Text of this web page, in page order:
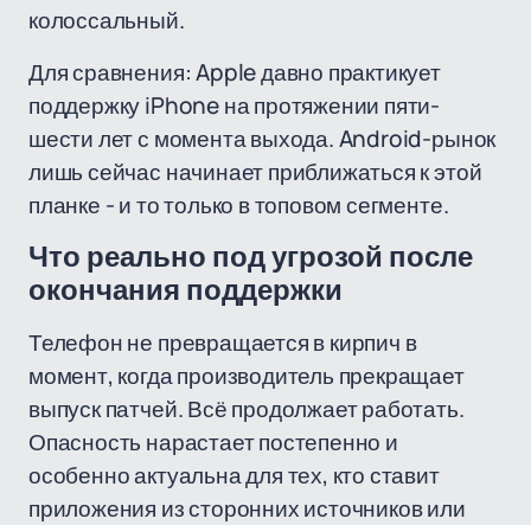
колоссальный.
Для сравнения: Apple давно практикует
поддержку iPhone на протяжении пяти-
шести лет с момента выхода. Android-рынок
лишь сейчас начинает приближаться к этой
планке - и то только в топовом сегменте.
Что реально под угрозой после
окончания поддержки
Телефон не превращается в кирпич в
момент, когда производитель прекращает
выпуск патчей. Всё продолжает работать.
Опасность нарастает постепенно и
особенно актуальна для тех, кто ставит
приложения из сторонних источников или